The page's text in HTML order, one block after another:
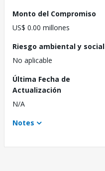
Monto del Compromiso
US$ 0.00 millones
Riesgo ambiental y social
No aplicable
Última Fecha de
Actualización
N/A
Notes